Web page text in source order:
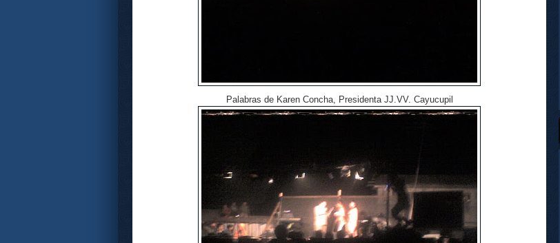
Palabras de Karen Concha, Presidenta JJ.VV. Cayucupil